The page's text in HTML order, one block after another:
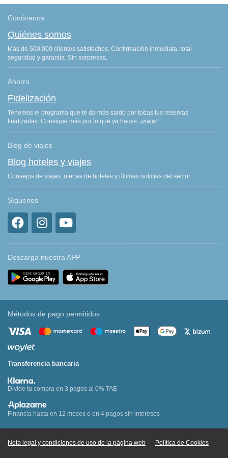
Conócenos
Quiénes somos
Más de 500.000 clientes satisfechos. Confirmación inmediata, total
seguridad y garantía. Sin sorpresas.
Ahorro
Fidelización
Tenemos el programa que te da más saldo por todas tus reservas
finalizadas. Consigue más por lo que ya haces: ¡viajar!
Blog de viajes
Blog hoteles y viajes
Consejos de viajes, ofertas de hoteles y últimas noticias del sector.
Síguenos
Descarga nuestra APP
Métodos de pago permitidos
Transferencia bancaria
Divide tu compra en 3 pagos al 0% TAE
Financia hasta en 12 meses o en 4 pagos sin intereses
Nota legal y condiciones de uso de la página web Política de Cookies